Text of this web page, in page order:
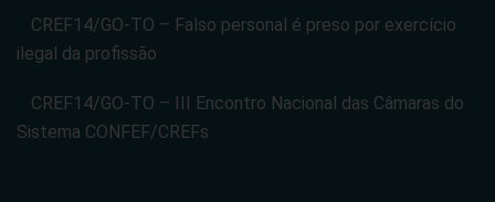
CREF14/GO-TO – Falso personal é preso por exercício
ilegal da profissão
CREF14/GO-TO – III Encontro Nacional das Câmaras do
Sistema CONFEF/CREFs